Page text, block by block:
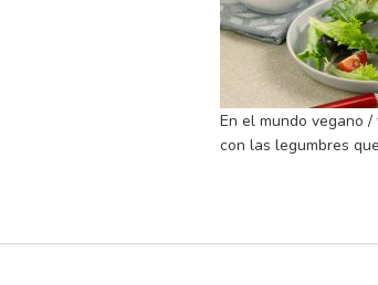
En el mundo vegano
con las legumbres